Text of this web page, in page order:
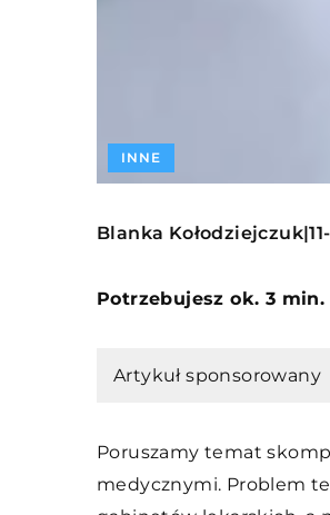
INNE
Blanka Kołodziejczuk|
Potrzebujesz ok. 3
Artykuł sponsorowany
Poruszamy temat
medycznymi. Problem